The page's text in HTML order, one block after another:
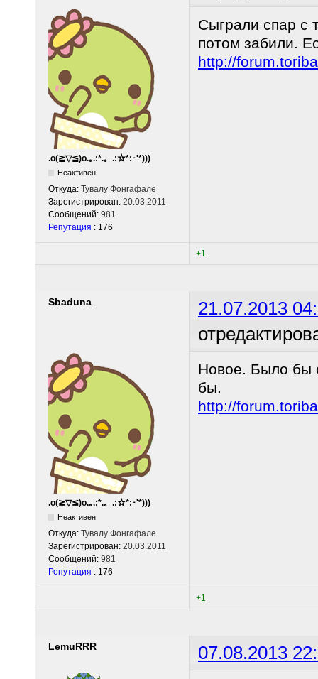
.o(≧▽≦)o.｡.:*.。.:☆*:･'*)))
Неактивен
Откуда: Тувалу Фонгафале
Зарегистрирован: 20.03.2011
Сообщений: 981
Репутация : 176
Сыграли спар с
потом забили.
http://
+1
Sbaduna
21.07.2013
.o(≧▽≦)o.｡.:*.。.:☆*:･'*)))
Неактивен
Откуда: Тувалу Фонгафале
Зарегистрирован: 20.03.2011
Сообщений: 981
Репутация : 176
Новое. Было бы
бы.
http://
+1
LemuRRR 07.08.2013